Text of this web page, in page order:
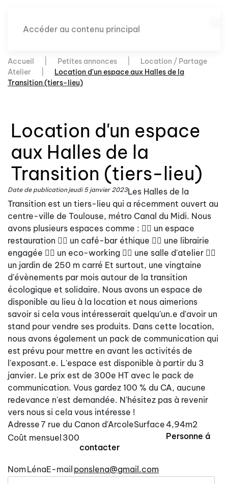
Accéder au contenu principal
Accueil Petites annonces
Location / Partage
Atelier
Location d'un espace aux Halles de la
Transition (tiers-lieu)
Location d'un espace
aux Halles de la
Transition (tiers-lieu)
Date de publication jeudi 5 janvier 2023Les Halles de la
Transition est un tiers-lieu qui a récemment ouvert au
centre-ville de Toulouse, métro Canal du Midi. Nous
avons plusieurs espaces comme : 👉🏽 un espace
restauration 👉🏽 un café-bar éthique 👉🏽 une librairie
engagée 👉🏽 un eco-working 👉🏽 une salle d'atelier 👉🏽
un jardin de 250 m carré Et surtout, une vingtaine
d'évènements par mois autour de la transition
écologique et solidaire. Nous avons un espace de
disponible au lieu à la location et nous aimerions
savoir si cela vous intéresserait quelqu'un.e d'avoir un
stand pour vendre ses produits. Dans cette location,
nous avons également un pack de communication qui
est prévu pour mettre en avant les activités de
l'exposant.e. L'espace est disponible à partir du 3
janvier. Le prix est de 300e HT avec le pack de
communication. Vous gardez 100 % du CA, aucune
redevance n'est demandée. N'hésitez pas à revenir
vers nous si cela vous intéresse !
Adresse7 rue du Canon d'ArcoleSurface4,94m2
Coût mensuel 300
Personne á
contacter
NomLénaE-mail ponslena@gmail.com